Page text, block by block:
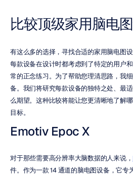
比较顶级家用脑电
有这么多的选择，寻找合适的家用脑电图
每款设备在设计时都考虑到了特定的用户
常的正念练习。为了帮助您理清思路，我
备。我们将研究每款设备的独特之处、最
么期望。这种比较将能让您更清晰地了解
目标。
Emotiv Epoc X
对于那些需要高分辨率大脑数据的人来说，
件。作为一款 14 通道的脑电图设备，它专